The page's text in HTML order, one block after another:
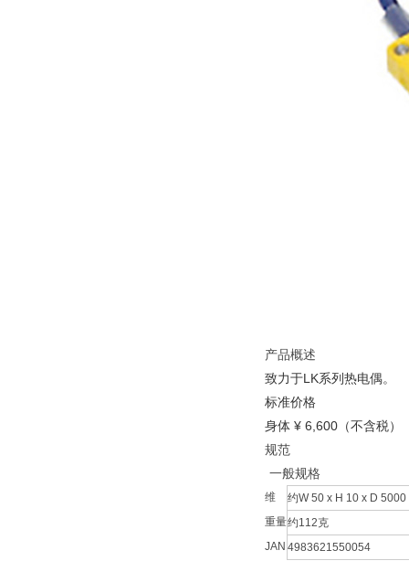
产品概述
致力于LK系列热电偶。
标准价格
身体 ¥ 6,600（不含税）
规范
一般规格
维
约W 50 x H 10 x D
重量约112克
JAN 4983621550054